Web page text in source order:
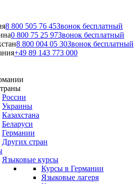
8 800 505 76 45Звонок бесплатный
0 800 75 25 97Звонок бесплатный
8 800 004 05 30Звонок бесплатный
+49 89 143 773 000
России
Украины
Казахстана
Беларуси
Германии
Других стран
Языковые курсы
Курсы в Германии
Языковые лагеря